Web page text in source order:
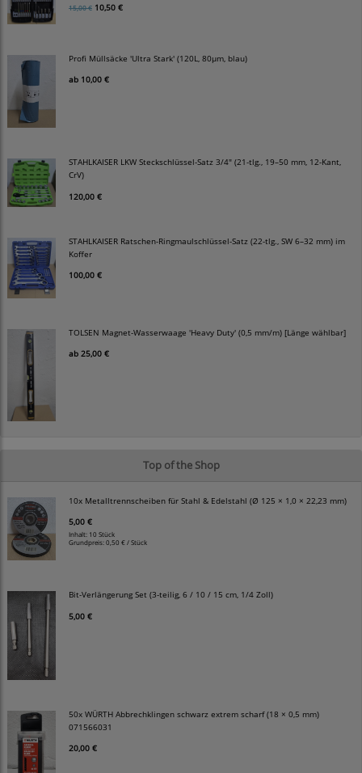
15,00 € 10,50 €
Profi Müllsäcke 'Ultra Stark' (120L, 80µm, blau)
ab 10,00 €
STAHLKAISER LKW Steckschlüssel-Satz 3/4" (21-tlg., 19–50 mm, 12-Kant,
CrV)
120,00 €
STAHLKAISER Ratschen-Ringmaulschlüssel-Satz (22-tlg., SW 6–32 mm) im
Koffer
100,00 €
TOLSEN Magnet-Wasserwaage 'Heavy Duty' (0,5 mm/m) [Länge wählbar]
ab 25,00 €
Top of the Shop
10x Metalltrennscheiben für Stahl & Edelstahl (Ø 125 × 1,0 × 22,23 mm)
5,00 €
Inhalt: 10 Stück
Grundpreis:0,50 € / Stück
Bit-Verlängerung Set (3-teilig, 6 / 10 / 15 cm, 1/4 Zoll)
5,00 €
50x WÜRTH Abbrechklingen schwarz extrem scharf (18 × 0,5 mm)
071566031
20,00 €